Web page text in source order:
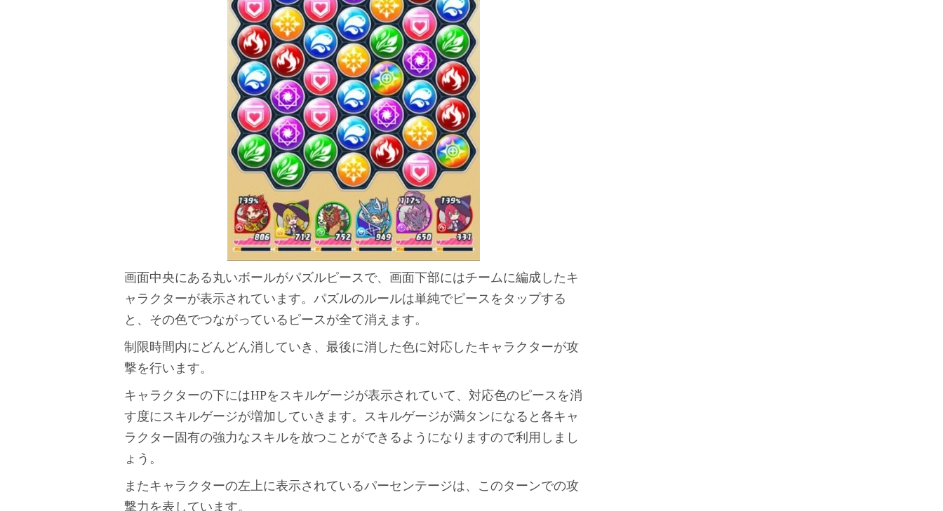
画面中央にある丸いボールがパズルピースで、画面下部にはチームに編成したキ
ャラクターが表示されています。パズルのルールは単純でピースをタップする
と、その色でつながっているピースが全て消えます。
制限時間内にどんどん消していき、最後に消した色に対応したキャラクターが攻
撃を行います。
キャラクターの下にはHPをスキルゲージが表示されていて、対応色のピースを消
す度にスキルゲージが増加していきます。スキルゲージが満タンになると各キャ
ラクター固有の強力なスキルを放つことができるようになりますので利用しまし
ょう。
またキャラクターの左上に表示されているパーセンテージは、このターンでの攻
撃力を表しています。